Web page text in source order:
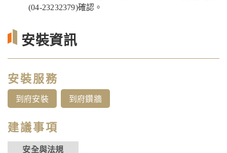
(04-23232379)確認。
安裝資訊
安裝服務
到府安裝 到府鑽牆
建議事項
安全與法規